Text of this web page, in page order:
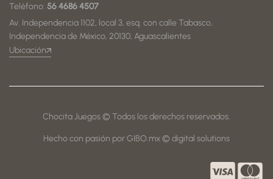
Teléfono: 56 4686 4507
Av. Independencia 1102, local 3, esq. con calle Tabasco,
Independencia de México, 20130, Aguascalientes
Ubicación
Chocita Juegos © Todos los derechos reservados.
Hecho con pasión por GIBO.mx © digital solutions